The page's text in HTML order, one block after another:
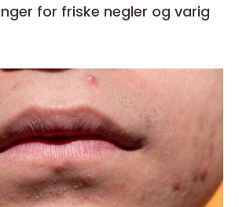
for friske negler og varig